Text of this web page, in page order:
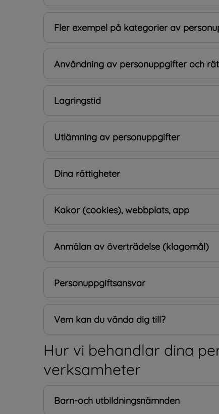
Fler exempel på kategorier av
Användning av personuppgifter och
Lagringstid
Utlämning av personuppgifter
Dina rättigheter
Kakor (cookies), webbplats, app
Anmälan av överträdelse (klagomål)
Personuppgiftsansvar
Vem kan du vända dig till?
Hur vi behandlar dina
verksamheter
Barn-och utbildningsnämnden